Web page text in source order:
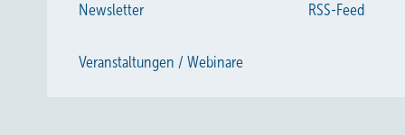
Newsletter RSS-Feed
Veranstaltungen / Webinare